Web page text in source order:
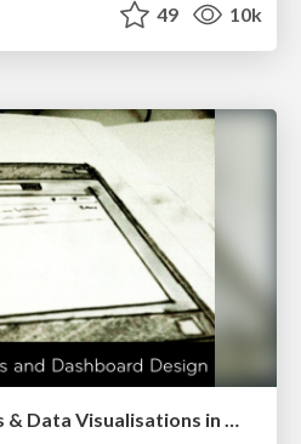
49 10k
Designing Dashboards & Data Visualisations in Web Apps